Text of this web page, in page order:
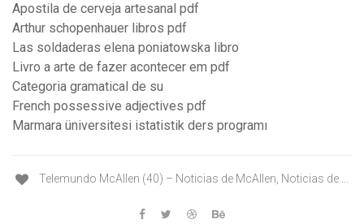
Apostila de cerveja artesanal pdf
Arthur schopenhauer libros pdf
Las soldaderas elena poniatowska libro
Livro a arte de fazer acontecer em pdf
Categoria gramatical de su
French possessive adjectives pdf
Marmara üniversitesi istatistik ders programı
Telemundo McAllen (40) – Noticias de McAllen, Noticias de ...